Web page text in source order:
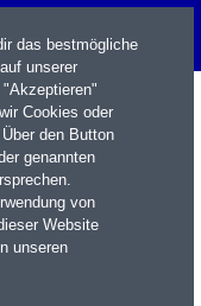
das bestmögliche
unserer
Cookies oder
den Button
genannten
von
Website
unseren